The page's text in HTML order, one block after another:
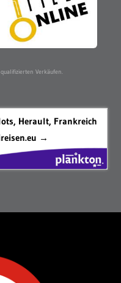
Verkäufen.
Herault, Frankreich
→